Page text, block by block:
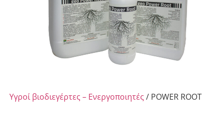
Υγροί βιοδιεγέρτες – Ενεργοποιητές / POWER ROOT